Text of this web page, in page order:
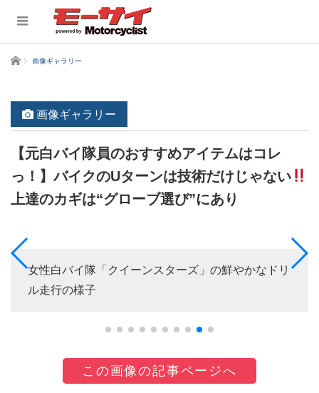
ホーム 画像ギャラリー
画像ギャラリー
【元白バイ隊員のおすすめアイテムはコレ
っ！】バイクのUターンは技術だけじゃない
上達のカギは“グローブ選び”にあり
女性白バイ隊「クイーンスターズ」の鮮やかなドリ
ル走行の様子
この画像の記事ページへ